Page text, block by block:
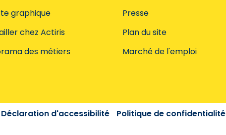
graphique
chez Actiris
des métiers
Presse
Plan du site
Marché de l'emploi
Déclaration d'accessibilité Politique de confidentialité